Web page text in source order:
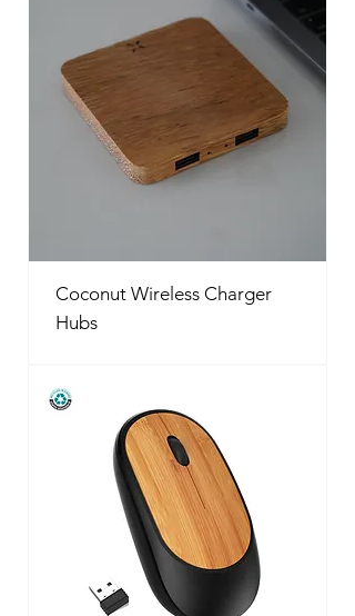
Coconut Wireless Charger
Hubs